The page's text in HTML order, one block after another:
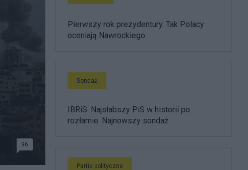
96
Pierwszy rok prezydentury. Tak Polacy
oceniają Nawrockiego
Sondaż
IBRiS: Najsłabszy PiS w historii po
rozłamie. Najnowszy sondaż
Partie polityczne